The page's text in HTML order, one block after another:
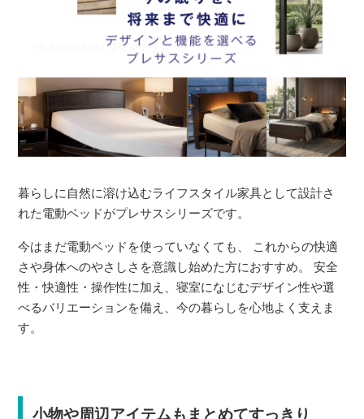
暮らしに自然に溶け込むライフスタイル家具として設計さ
れた電動ベッドがプレサスシリーズです。
今はまだ電動ベッドを使っていなくても、 これからの快適
さや身体へのやさしさを意識し始めた方におすすめ。 安全
性・快適性・操作性に加え、寝室になじむデザイン性や選
べるバリエーションを備え、今の暮らしを心地よく支えま
す。
小物や周辺アイテムもまとめてすっきり